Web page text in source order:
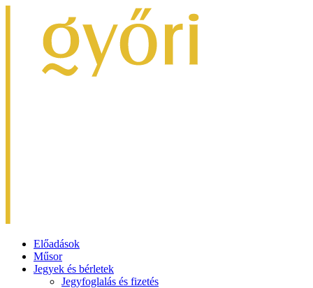
Előadások
Műsor
Jegyek és bérletek
Jegyfoglalás és fizetés